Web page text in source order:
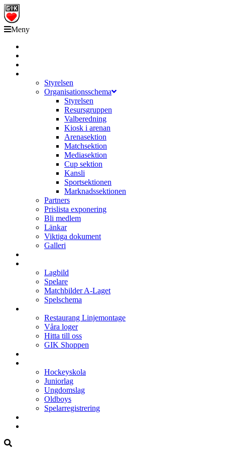
Meny
Styrelsen
Organisationsschema
Styrelsen
Resursgruppen
Valberedning
Kiosk i arenan
Arenasektion
Matchsektion
Mediasektion
Cup sektion
Kansli
Sportsektionen
Marknadssektionen
Partners
Prislista exponering
Bli medlem
Länkar
Viktiga dokument
Galleri
Lagbild
Spelare
Matchbilder A-Laget
Spelschema
Restaurang Linjemontage
Våra loger
Hitta till oss
GIK Shoppen
Hockeyskola
Juniorlag
Ungdomslag
Oldboys
Spelarregistrering